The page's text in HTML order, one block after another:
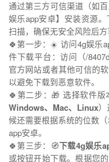
通过第三方可信渠道（如
娱乐app安卓】安装资源
扫描，确保无安全风险后方
🍀第一步：☀️ 访问4g娱乐
件下载平台：访问（/
官方网站或者其他可信的
以避免下载到恶意软件。
🍀第二步：🎁 选择软件
Windows、Mac、Linux）
候还需要根据系统的位数
app安卓。
🍀第三步：🧭下载4g娱乐
或按钮开始下载。根据您